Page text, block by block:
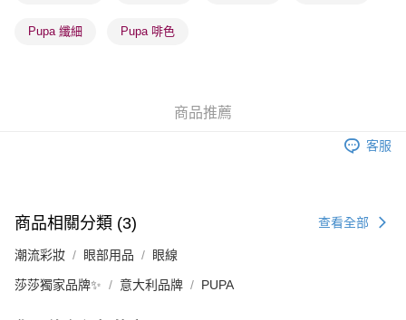
每筆HK$65.00，滿HK$300.00或以上免運費
每筆HK$20.00，滿HK$100.00或以上免運費
(澳門門市) 只顯示可選門市。確認發貨後2-5個工作天到店，3天內
澳門地區配送 - 確認發貨後1-4個工作天送達 運費表
Pupa 纖細 Pupa 啡色
商品推薦
客服
商品相關分類 (3) 查看全部
潮流彩妝 眼部用品 眼線
莎莎獨家品牌✨ 意大利品牌 PUPA